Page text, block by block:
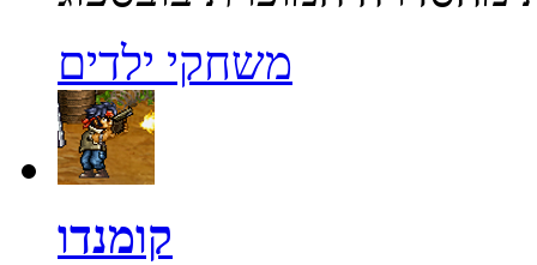
משחקי ילדים
קומנדו